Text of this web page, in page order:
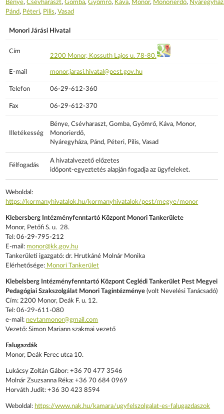
Bénye,Csévharaszt,Gomba,Gyömrő, Káva, Monor, Monorierdő,
Pánd, Péteri, Pilis,Vasad
Monori Járási Hivatal
Cím
2200 Monor, Kossuth Lajos u. 78-80.
E-mail monor.jarasi.hivatal@pest.gov.hu
Telefon 06-29-612-360
Fax 06-29-612-370
Illetékesség
Bénye, Csévharaszt, Gomba, Gyömrő, Káva, Monor,
Monorierdő,
Nyáregyháza, Pánd, Péteri, Pilis, Vasad
Félfogadás
A hivatalvezető előzetes
időpont-egyeztetés alapján fogadja az ügyfeleket.
Weboldal:
https://kormanyhivatalok.hu/kormanyhivatalok/pest/megye/monor
Klebersberg Intézményfenntartó Központ Monori Tankerülete
Monor, Petőfi S. u. 28.
Tel: 06-29-795-212
E-mail: monor@kk.gov.hu
Tankerületi igazgató: dr. Hrutkáné Molnár Monika
Elérhetősége: Monori Tankerület
Klebelsberg Intézményfenntartó Központ Ceglédi Tankerület Pest Megyei
Pedagógiai Szakszolgálat Monori Tagintézménye (volt Nevelési Tanácsadó)
Cím: 2200 Monor, Deák F. u. 12.
Tel: 06-29-611-080
e-mail: nevtanmonor@gmail.com
Vezető: Simon Mariann szakmai vezető
Falugazdák
Monor, Deák Ferec utca 10.
Lukácsy Zoltán Gábor: +36 70 477 3546
Molnár Zsuzsanna Réka: +36 70 684 0969
Horváth Judit: +36 30 423 8594
Weboldal: https://www.nak.hu/kamara/ugyfelszolgalat-es-falugazdaszok